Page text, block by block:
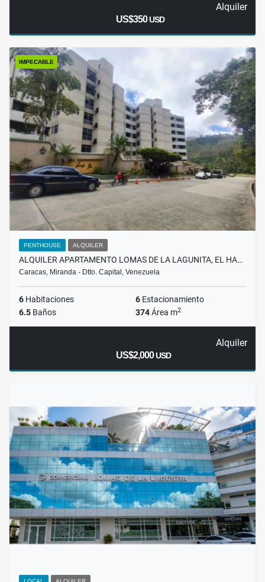
Alquiler
US$350USD
IMPECABLE
PENTHOUSE ALQUILER
ALQUILER APARTAMENTO LOMAS DE LA LAGUNITA, EL HA…
Caracas, Miranda - Dtto. Capital, Venezuela
6 Habitaciones 6 Estacionamiento
6.5 Baños 374Área m2
Alquiler
US$2,000USD